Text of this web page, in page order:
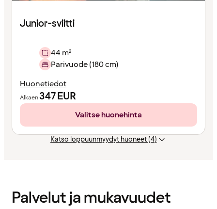
Junior-sviitti
44 m²
Parivuode (180 cm)
Huonetiedot
Alkaen347EUR
Valitse huonehinta
Katso loppuunmyydyt huoneet (4)
Palvelut ja mukavuudet